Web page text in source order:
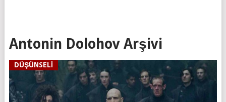
Antonin Dolohov Arşivi
DÜŞÜNSELI